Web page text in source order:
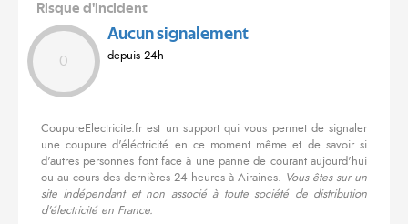
Risque d'incident
0
Aucun signalement
depuis 24h
CoupureElectricite.fr est un support qui vous permet de signaler
une coupure d'éléctricité en ce moment même et de savoir si
d'autres personnes font face à une panne de courant aujourd'hui
ou au cours des dernières 24 heures à Airaines. Vous êtes sur un
site indépendant et non associé à toute société de distribution
d'électricité en France.